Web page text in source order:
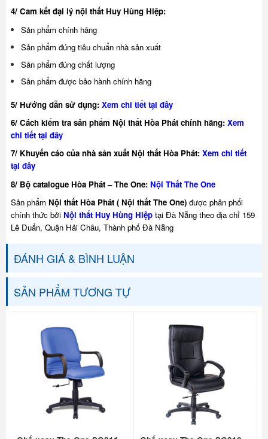
4/ Cam kết đại lý nội thất Huy Hùng Hiệp:
Sản phẩm chính hãng
Sản phẩm đúng tiêu chuẩn nhà sản xuất
Sản phẩm đúng chất lượng
Sản phẩm được bảo hành chính hãng
5/ Hướng dẫn sử dụng: Xem chi tiết tại đây
6/ Cách kiểm tra sản phẩm Nội thất Hòa Phát chính hãng: Xem
chi tiết tại đây
7/ Khuyến cáo của nhà sản xuất Nội thất Hòa Phát: Xem chi tiết
tại đây
8/ Bộ catalogue Hòa Phát – The One: Nội Thất The One
Sản phẩm Nội thất Hòa Phát ( Nội thất The One)được phân phối
chính thức bởi Nội thất Huy Hùng Hiệp tại Đà Nẵng theo địa chỉ 159
Lê Duẩn, Quận Hải Châu, Thành phố Đà Nẵng
ĐÁNH GIÁ & BÌNH LUẬN
SẢN PHẨM TƯƠNG TỰ